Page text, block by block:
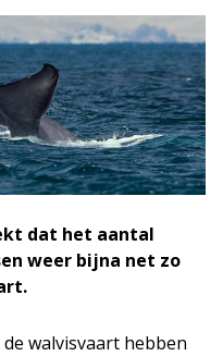
dat het aantal
weer bijna net zo
walvisvaart hebben